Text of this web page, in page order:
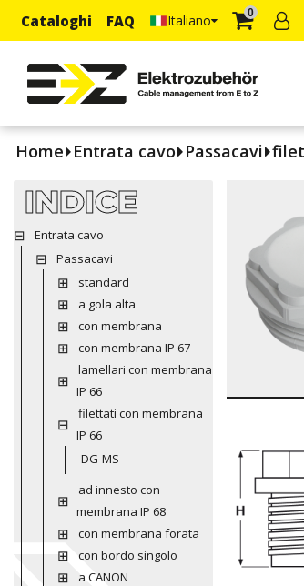
Cataloghi FAQ Italiano 0
Home Entrata cavo Passacavi
INDICE
Entrata cavo
Passacavi
standard
a gola alta
con membrana
con membrana IP 67
lamellari con membrana
IP 66
filettati con membrana
IP 66
DG-MS
ad innesto con
membrana IP 68
con membrana forata
con bordo singolo
a CANON